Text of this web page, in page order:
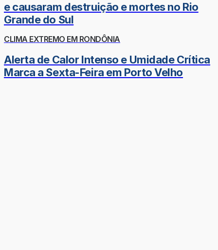
e causaram destruição e mortes no Rio
Grande do Sul
CLIMA EXTREMO EM RONDÔNIA
Alerta de Calor Intenso e Umidade Crítica
Marca a Sexta-Feira em Porto Velho